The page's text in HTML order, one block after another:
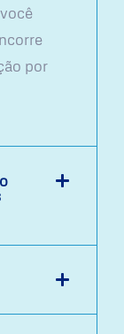
por